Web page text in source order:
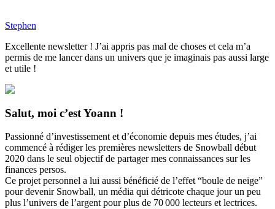
Stephen
Excellente newsletter ! J’ai appris pas mal de choses et cela m’a
permis de me lancer dans un univers que je imaginais pas aussi large
et utile !
Salut, moi c’est Yoann !
Passionné d’investissement et d’économie depuis mes études, j’ai
commencé à rédiger les premières newsletters de Snowball début
2020 dans le seul objectif de partager mes connaissances sur les
finances persos.
Ce projet personnel a lui aussi bénéficié de l’effet “boule de neige”
pour devenir Snowball, un média qui détricote chaque jour un peu
plus l’univers de l’argent pour plus de 70 000 lecteurs et lectrices.